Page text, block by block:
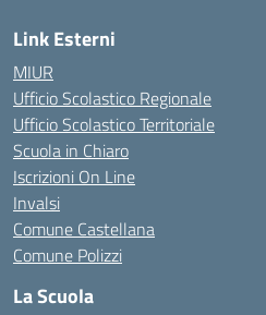
Link Esterni
MIUR
Ufficio Scolastico Regionale
Ufficio Scolastico Territoriale
Scuola in Chiaro
Iscrizioni On Line
Invalsi
Comune Castellana
Comune Polizzi
La Scuola